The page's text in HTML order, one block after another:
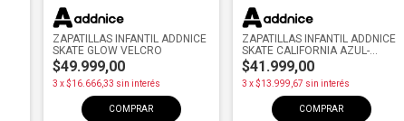
ZAPATILLAS INFANTIL ADDNICE
SKATE GLOW VELCRO
$49.999,00
3 x$16.666,33 sin interés
COMPRAR
ZAPATILLAS INFANTIL ADDNICE
SKATE CALIFORNIA AZUL-
BLANCO
$41.999,00
3 x$13.999,67 sin interés
COMPRAR